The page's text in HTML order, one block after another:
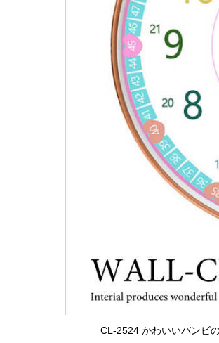
CL-2524 かわいいバンビ